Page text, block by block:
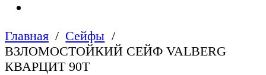
Главная
Сейфы
ВЗЛОМОСТОЙКИЙ СЕЙФ VALBERG
КВАРЦИТ 90Т